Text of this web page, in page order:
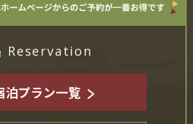
Reservation
泊プラン一覧